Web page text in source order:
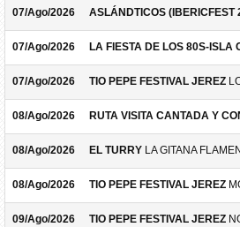
07/Ago/2026 ASLÁNDTICOS (IBERICFEST
07/Ago/2026 LA FIESTA DE LOS 80S-ISLA
07/Ago/2026 TIO PEPE FESTIVAL JEREZ
08/Ago/2026 RUTA VISITA CANTADA Y
08/Ago/2026 EL TURRY LA GITANA
08/Ago/2026 TIO PEPE FESTIVAL JEREZ
09/Ago/2026 TIO PEPE FESTIVAL JEREZ